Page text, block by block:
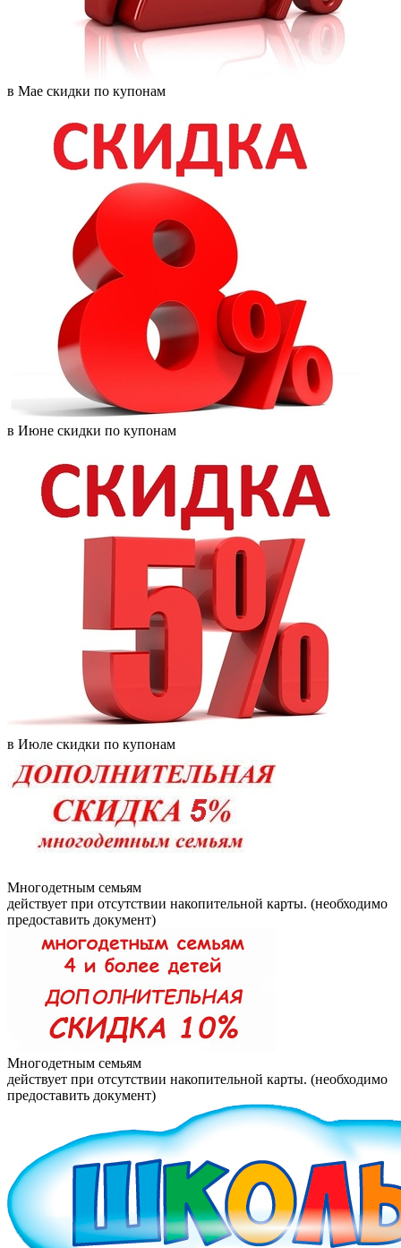
в Мае скидки по купонам
в Июне скидки по купонам
в Июле скидки по купонам
Многодетным семьям
действует при отсутствии накопительной карты. (необходимо
предоставить документ)
Многодетным семьям
действует при отсутствии накопительной карты. (необходимо
предоставить документ)